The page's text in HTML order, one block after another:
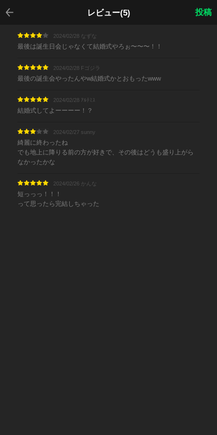
レビュー(5)
戻る
投稿
2024/02/28 なずな
最後は誕生日会じゃなくて結婚式やろぉ〜〜〜！！
2024/02/28 Fゴジラ
最後の誕生会やったんやw結婚式かとおもったwww
2024/02/28 ｱﾙﾃﾐｽ
結婚式してよーーーー！？
2024/02/27 sunny
綺麗に終わったね
でも地上に降りる前の方が好きで、その後はどうも盛り上がら
なかったかな
2024/02/26 かんな
短っっっ！！！
って思ったら完結しちゃった